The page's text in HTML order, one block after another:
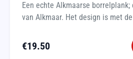
Een echte Alkmaarse
van Alkmaar. Het design is met
€19.50